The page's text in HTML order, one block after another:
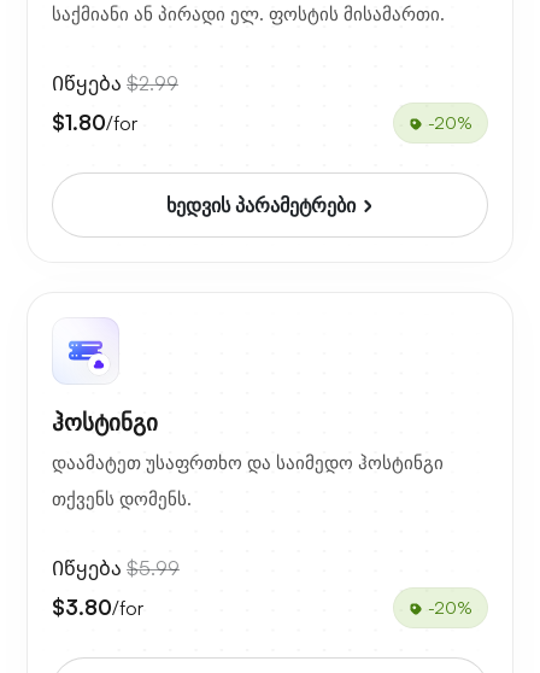
საქმიანი ან პირადი ელ. ფოსტის მისამართი.
Იწყება $2.99
$1.80/for -20%
ხედვის პარამეტრები
ჰოსტინგი
დაამატეთ უსაფრთხო და საიმედო ჰოსტინგი
თქვენს დომენს.
Იწყება $5.99
$3.80/for -20%